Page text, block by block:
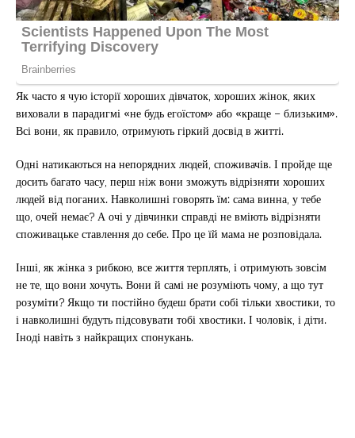
Як часто я чую історії хороших дівчаток, хороших жінок, яких
виховали в парадигмі «не будь егоїстом» або «краще – близьким».
Всі вони, як правило, отримують гіркий досвід в житті.
Одні натикаються на непорядних людей, споживачів. І пройде ще
досить багато часу, перш ніж вони зможуть відрізняти хороших
людей від поганих. Навколишні говорять їм: сама винна, у тебе
що, очей немає? А очі у дівчинки справді не вміють відрізняти
споживацьке ставлення до себе. Про це їй мама не розповідала.
Інші, як жінка з рибкою, все життя терплять, і отримують зовсім
не те, що вони хочуть. Вони й самі не розуміють чому, а що тут
розуміти? Якщо ти постійно будеш брати собі тільки хвостики, то
і навколишні будуть підсовувати тобі хвостики. І чоловік, і діти.
Іноді навіть з найкращих спонукань.